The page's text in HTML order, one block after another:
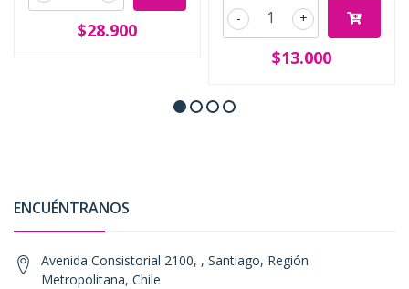
$28.900
+
-
$13.000
ENCUÉNTRANOS
Avenida Consistorial 2100, , Santiago, Región
Metropolitana, Chile